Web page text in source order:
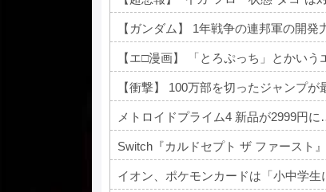
【ガンダム】 1年戦争の連邦軍の開
【エ□漫画】 「とろぷっち」とかいう
【衝撃】 100万部を切ったジャンプ
メトロイドプライム4 新品が2999円
Switch『カルドセプト ザ ファースト
イオン、ポケモンカードは「小中学